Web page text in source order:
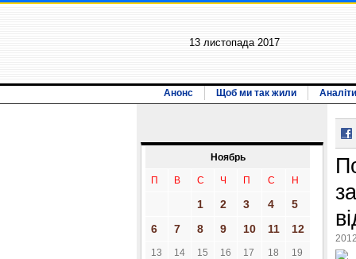
13 листопада 2017
Анонс Щоб ми так жили
Ноябрь
П В С Ч П С Н
1 2 3 4
5
6
7 8 9 10 11 12
13 14 15 16 17 18 19